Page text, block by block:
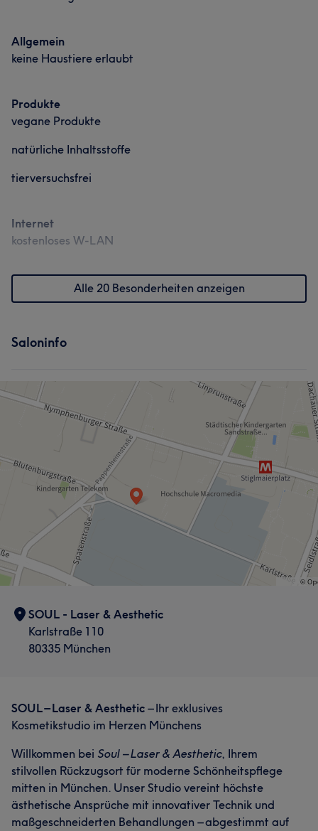
Allgemein
keine Haustiere erlaubt
Produkte
vegane Produkte
natürliche Inhaltsstoffe
tierversuchsfrei
Internet
kostenloses W-LAN
Alle 20 Besonderheiten anzeigen
Saloninfo
SOUL - Laser & Aesthetic
Karlstraße 110
80335 München
SOUL – Laser & Aesthetic – Ihr exklusives
Kosmetikstudio im Herzen Münchens
Willkommen bei Soul – Laser & Aesthetic, Ihrem
stilvollen Rückzugsort für moderne Schönheitspflege
mitten in München. Unser Studio vereint höchste
ästhetische Ansprüche mit innovativer Technik und
maßgeschneiderten Behandlungen – abgestimmt auf